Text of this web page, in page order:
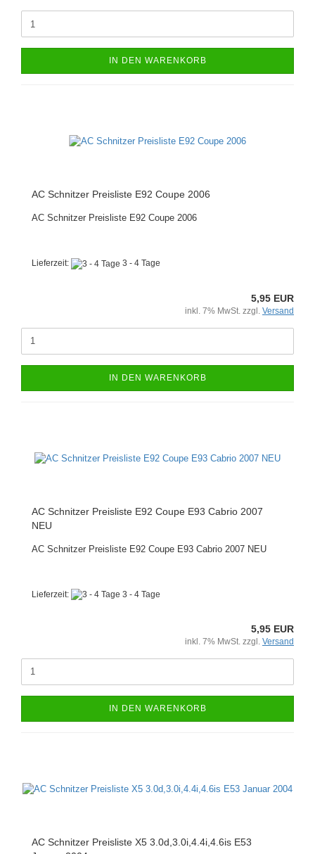
IN DEN WARENKORB
AC Schnitzer Preisliste E92 Coupe 2006
AC Schnitzer Preisliste E92 Coupe 2006
Lieferzeit: 3 - 4 Tage
5,95 EUR
inkl. 7% MwSt. zzgl. Versand
IN DEN WARENKORB
AC Schnitzer Preisliste E92 Coupe E93 Cabrio 2007
NEU
AC Schnitzer Preisliste E92 Coupe E93 Cabrio 2007 NEU
Lieferzeit: 3 - 4 Tage
5,95 EUR
inkl. 7% MwSt. zzgl. Versand
IN DEN WARENKORB
AC Schnitzer Preisliste X5 3.0d,3.0i,4.4i,4.6is E53